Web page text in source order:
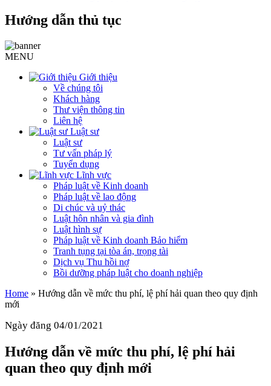
Hướng dẫn thủ tục
MENU
Giới thiệu
Về chúng tôi
Khách hàng
Thư viện thông tin
Liên hệ
Luật sư
Luật sư
Tư vấn pháp lý
Tuyển dụng
Lĩnh vực
Pháp luật về Kinh doanh
Pháp luật về lao động
Di chúc và uỷ thác
Luật hôn nhân và gia đình
Luật hình sự
Pháp luật về Kinh doanh Bảo hiểm
Tranh tụng tại tòa án, trọng tài
Dịch vụ Thu hồi nợ
Bồi dưỡng pháp luật cho doanh nghiệp
Home » Hướng dẫn về mức thu phí, lệ phí hải quan theo quy định
mới
Ngày đăng 04/01/2021
Hướng dẫn về mức thu phí, lệ phí hải
quan theo quy định mới